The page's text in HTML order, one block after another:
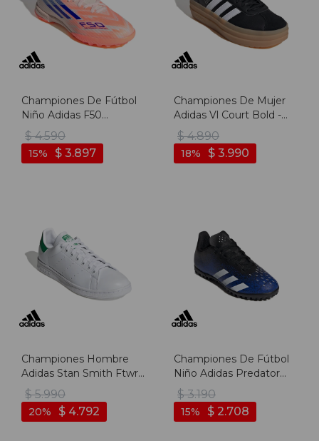
Championes De Fútbol
Niño Adidas F50
Sparkfusion League Tf -
Naranja-azul
$ 4.590
$ 3.897
15
Championes De Mujer
Adidas Vl Court Bold -
Negro-blanco
$ 4.890
$ 3.990
18
Championes Hombre
Adidas Stan Smith Ftwr -
Blanco-verde
$ 5.990
$ 4.792
20
Championes De Fútbol
Niño Adidas Predator
Freak .4 - Marino-negro
$ 3.190
$ 2.708
15